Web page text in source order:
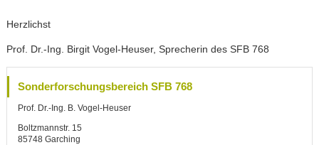
Herzlichst
Prof. Dr.-Ing. Birgit Vogel-Heuser, Sprecherin des SFB 768
Sonderforschungsbereich SFB 768
Prof. Dr.-Ing. B. Vogel-Heuser
Boltzmannstr. 15
85748 Garching